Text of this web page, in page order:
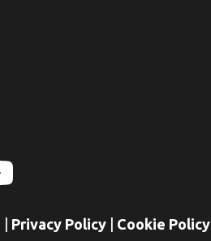
Privacy Policy Cookie Policy